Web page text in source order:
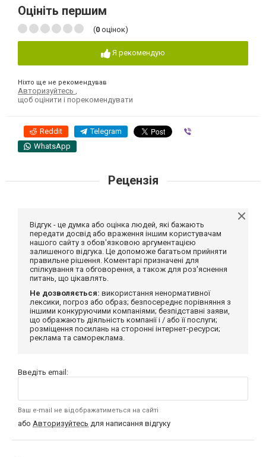
Оцініть першим
(0 оцінок)
Я рекомендую
Ніхто ще не рекомендував
Авторизуйтесь
щоб оцінити і порекомендувати
Reddit Telegram
WhatsApp
Рецензія
Відгук - це думка або оцінка людей, які бажають
передати досвід або враження іншим користувачам
нашого сайту з обов'язковою аргументацією
залишеного відгука. Це допоможе багатьом прийняти
правильне рішення. Коментарі призначені для
спілкування та обговорення, а також для роз'яснення
питань, що цікавлять.
Не дозволяється: використання ненормативної
лексики, погроз або образ; безпосереднє порівняння з
іншими конкуруючими компаніями; безпідставні заяви,
що ображають діяльність компанії і / або її послуги;
розміщення посилань на сторонні інтернет-ресурси;
реклама та самореклама.
Введіть email:
Ваш e-mail не відображатиметься на сайті
або Авторизуйтесь для написання відгуку